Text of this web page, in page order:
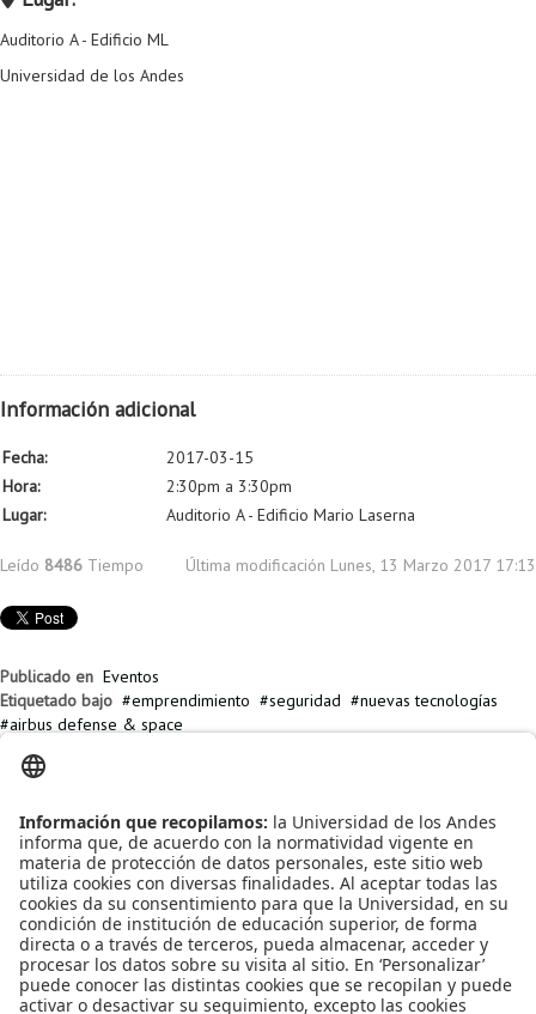
Auditorio A - Edificio ML
Universidad de los Andes
Información adicional
Fecha:
2017-03-15
Hora:
2:30pm a 3:30pm
Lugar:
Auditorio A - Edificio Mario Laserna
Leído 8486 Tiempo Última modificación Lunes, 13 Marzo 2017 17:13
Publicado en Eventos
Etiquetado bajo
emprendimiento seguridad
nuevas tecnologías
airbus defense & space
Artículos relacionados
¡Llegó una GRAN oportunidad para dar a conocer al mundo sus
emprendimientos!
Seminarios Keeping up! Provocative, interesting, and cool ideas in
programming languages.
Seminario IMAGINE 10 de Abril - Jornada internacional
En el 2018 vuelven los Seminarios Keeping up! Provocative,
interesting, and cool ideas in programming languages.